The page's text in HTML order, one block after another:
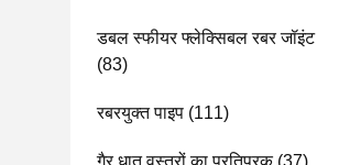
डबल स्फीयर फ्लेक्सिबल रबर जॉइंट
(83)
रबरयुक्त पाइप (111)
गैर धातु वस्त्रों का प्रतिपूरक(37)